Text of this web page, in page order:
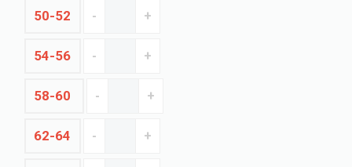
50-52
54-56
58-60
62-64